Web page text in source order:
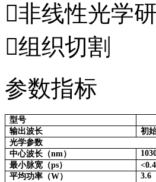
非线性光学
组织切割
参数指标
型号
输出波长
初
光学参数
中心波长（nm）
最小脉宽（ps）
平均功率（W）
3.6